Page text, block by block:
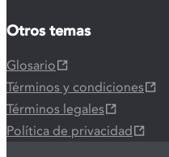
Otros temas
Glosario
Términos y condiciones
Términos legales
Política de privacidad